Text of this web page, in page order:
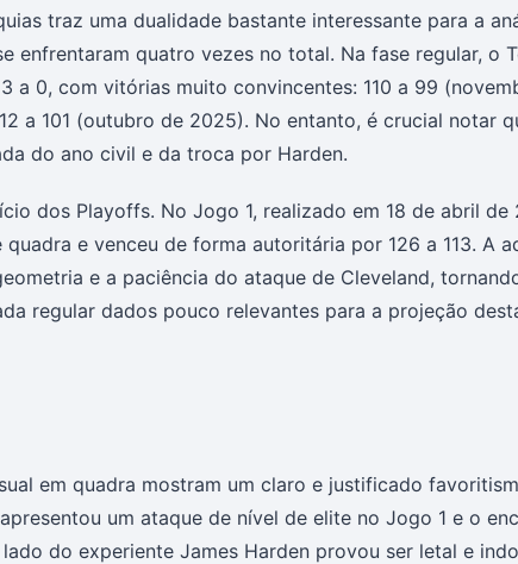
traz uma dualidade bastante interessante para a
enfrentaram quatro vezes no total. Na fase regular, o
a 0, com vitórias muito convincentes: 110 a 99
a 101 (outubro de 2025). No entanto, é crucial notar
do ano civil e da troca por Harden.
dos Playoffs. No Jogo 1, realizado em 18 de abril de
e venceu de forma autoritária por 126 a 113. A
e a paciência do ataque de Cleveland,
regular dados pouco relevantes para a projeção
em quadra mostram um claro e justificado
um ataque de nível de elite no Jogo 1 e o
do experiente James Harden provou ser letal e